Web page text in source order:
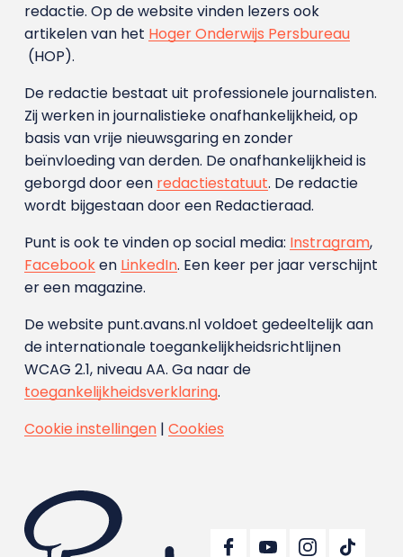
redactie. Op de website vinden lezers ook
artikelen van het Hoger Onderwijs Persbureau
(HOP).
De redactie bestaat uit professionele journalisten.
Zij werken in journalistieke onafhankelijkheid, op
basis van vrije nieuwsgaring en zonder
beïnvloeding van derden. De onafhankelijkheid is
geborgd door een redactiestatuut. De redactie
wordt bijgestaan door een Redactieraad.
Punt is ook te vinden op social media: Instragram,
Facebooken LinkedIn. Een keer per jaar verschijnt
er een magazine.
De website punt.avans.nl voldoet gedeeltelijk aan
de internationale toegankelijkheidsrichtlijnen
WCAG 2.1, niveau AA. Ga naar de
toegankelijkheidsverklaring.
Cookie instellingen| Cookies